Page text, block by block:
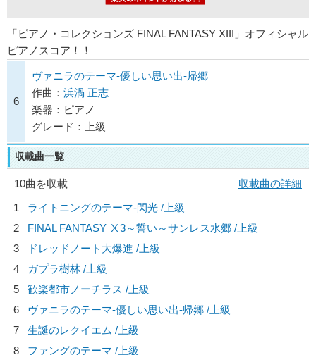
「ピアノ・コレクションズ FINAL FANTASY XIII」オフィシャル
ピアノスコア！！
6
ヴァニラのテーマ-優しい思い出-帰郷
作曲： 浜渦 正志
楽器：ピアノ
グレード：上級
収載曲一覧
10曲を収載
収載曲の詳細
1
ライトニングのテーマ-閃光 /上級
2
FINAL FANTASY Ⅹ3～誓い～サンレス水郷 /上級
3
ドレッドノート大爆進 /上級
4
ガプラ樹林 /上級
5
歓楽都市ノーチラス /上級
6
ヴァニラのテーマ-優しい思い出-帰郷 /上級
7
生誕のレクイエム /上級
8
ファングのテーマ /上級